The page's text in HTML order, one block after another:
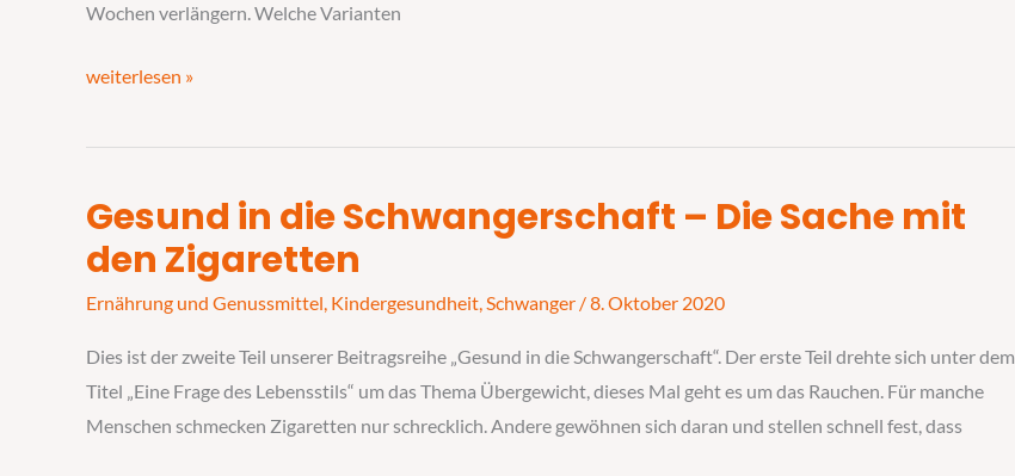
Wochen verlängern. Welche Varianten
weiterlesen »
Gesund in die Schwangerschaft – Die Sache mit
den Zigaretten
Ernährung und Genussmittel, Kindergesundheit,Schwanger /8. Oktober 2020
Dies ist der zweite Teil unserer Beitragsreihe „Gesund in die Schwangerschaft“. Der erste Teil drehte sich unter dem
Titel „Eine Frage des Lebensstils“ um das Thema Übergewicht, dieses Mal geht es um das Rauchen. Für manche
Menschen schmecken Zigaretten nur schrecklich. Andere gewöhnen sich daran und stellen schnell fest, dass
Gesund
in
Schwangerschaft
–
Die
Sache